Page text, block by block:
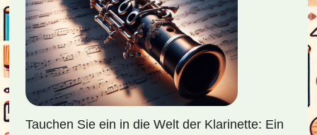
Tauchen Sie ein in die Welt der Klarinette: Ein